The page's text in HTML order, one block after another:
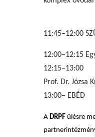
11:45–12:00
12:00–12:15
12:15–13:00
Prof. Dr. Józsa
13:00– EBÉD
A DRPF ülésre